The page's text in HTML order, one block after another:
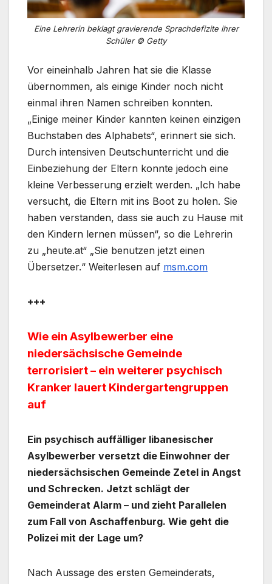
Eine Lehrerin beklagt gravierende Sprachdefizite ihrer
Schüler © Getty
Vor eineinhalb Jahren hat sie die Klasse
übernommen, als einige Kinder noch nicht
einmal ihren Namen schreiben konnten.
„Einige meiner Kinder kannten keinen einzigen
Buchstaben des Alphabets“, erinnert sie sich.
Durch intensiven Deutschunterricht und die
Einbeziehung der Eltern konnte jedoch eine
kleine Verbesserung erzielt werden. „Ich habe
versucht, die Eltern mit ins Boot zu holen. Sie
haben verstanden, dass sie auch zu Hause mit
den Kindern lernen müssen“, so die Lehrerin
zu „heute.at“ „Sie benutzen jetzt einen
Übersetzer.“ Weiterlesen auf msm.com
+++
Wie ein Asylbewerber eine
niedersächsische Gemeinde
terrorisiert – ein weiterer psychisch
Kranker lauert Kindergartengruppen
auf
Ein psychisch auffälliger libanesischer
Asylbewerber versetzt die Einwohner der
niedersächsischen Gemeinde Zetel in Angst
und Schrecken. Jetzt schlägt der
Gemeinderat Alarm – und zieht Parallelen
zum Fall von Aschaffenburg. Wie geht die
Polizei mit der Lage um?
Nach Aussage des ersten Gemeinderats,